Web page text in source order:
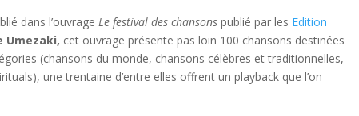
dans l’ouvrageLe festival des chansons publié par les Edition
Umezaki, cet ouvrage présente pas loin 100 chansons destinées
(chansons du monde, chansons célèbres et traditionnelles,
une trentaine d’entre elles offrent un playback que l’on